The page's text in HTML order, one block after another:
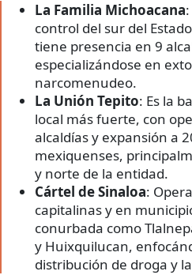
La Familia Michoacana
control del sur del
tiene presencia en 9
especializándose en
narcomenudeo.
La Unión Tepito: Es la
local más fuerte, con
alcaldías y expansión a
mexiquenses,
y norte de la entidad.
Cártel de Sinaloa:
capitalinas y en
conurbada como
y Huixquilucan,
distribución de droga y